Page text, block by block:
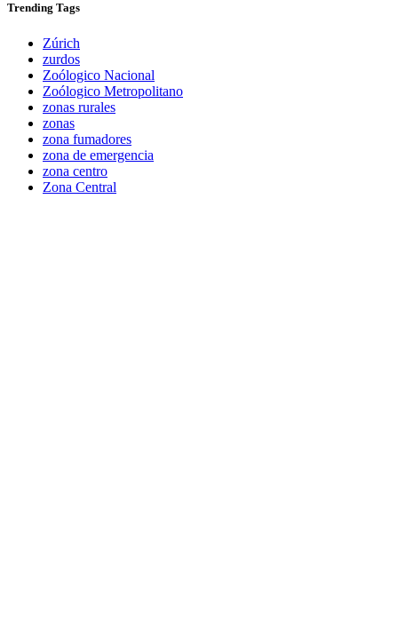
Trending Tags
Zúrich
zurdos
Zoólogico Nacional
Zoólogico Metropolitano
zonas rurales
zonas
zona fumadores
zona de emergencia
zona centro
Zona Central